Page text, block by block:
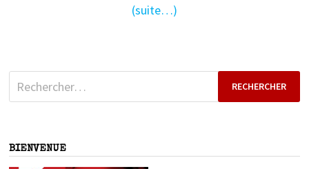
(suite…)
Rechercher :
BIENVENUE